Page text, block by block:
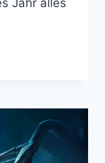
Jahr alles